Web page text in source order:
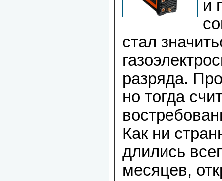
и
стал
разряда.
но тогда
Как ни
длились
месяцев,